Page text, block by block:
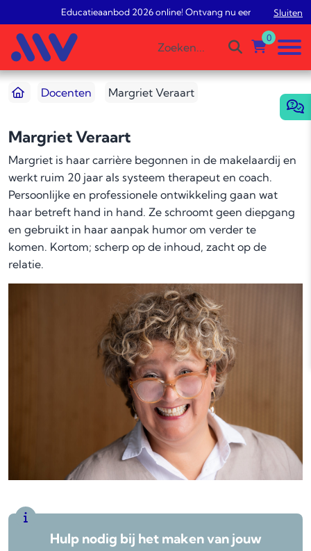
Educatieaanbod 2026 online! Ontvang nu een gratisSluiten
0
Docenten Margriet Veraart
Margriet Veraart
Margriet is haar carrière begonnen in de makelaardij en
werkt ruim 20 jaar als systeem therapeut en coach.
Persoonlijke en professionele ontwikkeling gaan wat
haar betreft hand in hand. Ze schroomt geen diepgang
en gebruikt in haar aanpak humor om verder te
komen. Kortom; scherp op de inhoud, zacht op de
relatie.
Hulp nodig bij het maken van jouw